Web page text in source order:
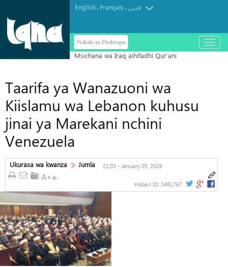
English. Français.فارسی
Nakala ya Desktopu
باز
و
Taarifa ya Wanazuoni wa
Kiislamu wa Lebanon kuhusu
jinai ya Marekani nchini
Venezuela
Ukurasa wa kwanza Jumla 21:03 - January 05, 2026
Habari ID: 3481767